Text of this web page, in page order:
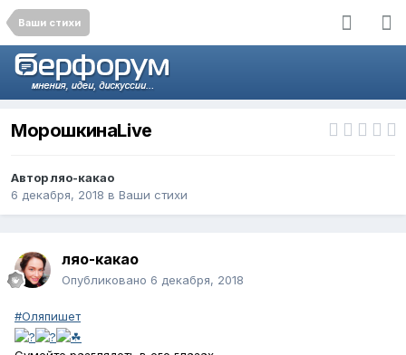
Ваши стихи
МорошкинаLive
Авторляо-какао
6 декабря, 2018 в Ваши стихи
ляо-какао
Опубликовано 6 декабря, 2018
#Оляпишет